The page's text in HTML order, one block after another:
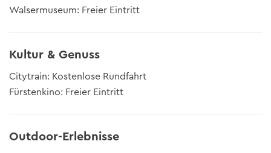
Walsermuseum: Freier Eintritt
Kultur & Genuss
Citytrain: Kostenlose Rundfahrt
Fürstenkino: Freier Eintritt
Outdoor-Erlebnisse